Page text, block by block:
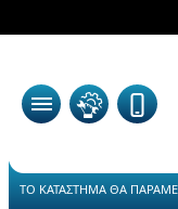
ΤΟ ΚΑΤΑΣΤΗΜΑ ΘΑ